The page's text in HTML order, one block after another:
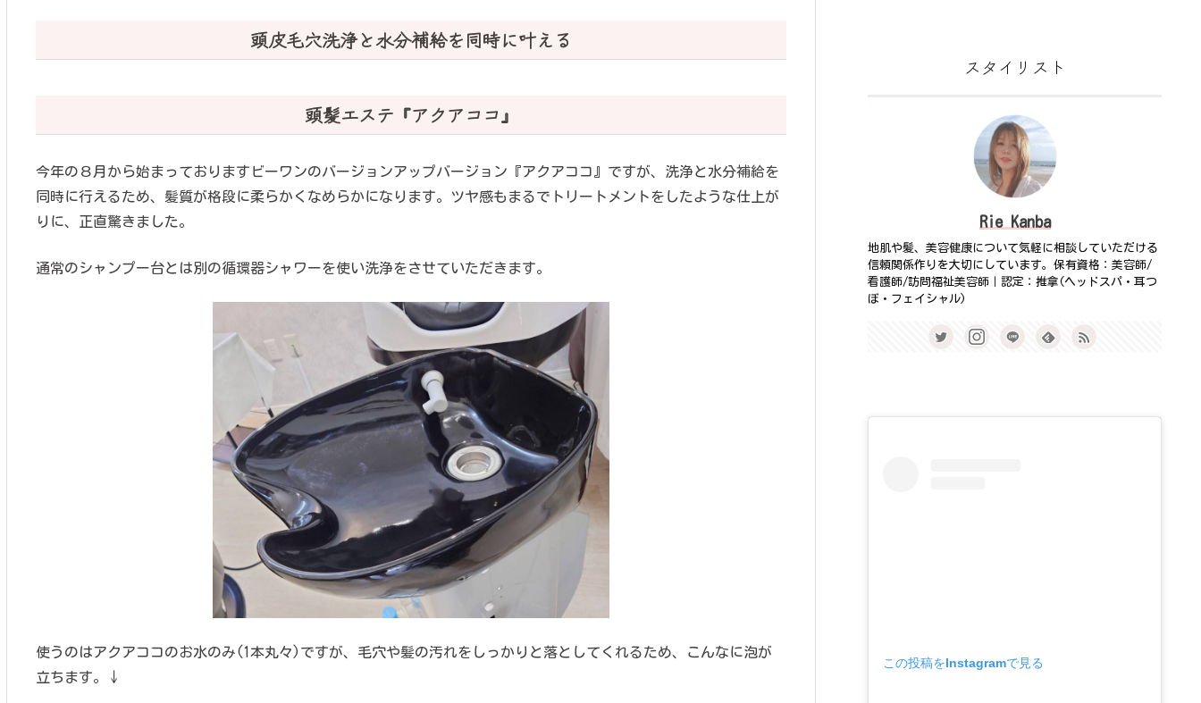
頭皮毛穴洗浄と水分補給を同時に叶える
頭髪エステ『アクアココ』
今年の８月から始まっておりますビーワンのバージョンアップバージョン『アクアココ』ですが、洗浄と水分補給を
同時に行えるため、髪質が格段に柔らかくなめらかになります。ツヤ感もまるでトリートメントをしたような仕上が
りに、正直驚きました。
通常のシャンプー台とは別の循環器シャワーを使い洗浄をさせていただきます。
使うのはアクアココのお水のみ(1本丸々)ですが、毛穴や髪の汚れをしっかりと落としてくれるため、こんなに泡が
立ちます。↓
スタイリスト
Rie Kanba
地肌や髪、美容健康について気軽に相談していただける
信頼関係作りを大切にしています。保有資格：美容師/
看護師/訪問福祉美容師｜認定：推拿(ヘッドスパ・耳つ
ぼ・フェイシャル)
この投稿をInstagramで見る